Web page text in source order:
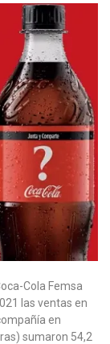
Cola Femsa
las ventas en
en
sumaron 54,2